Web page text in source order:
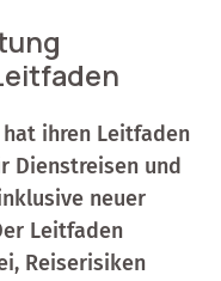
ihren Leitfaden
Dienstreisen und
neuer
Leitfaden
Reiserisiken